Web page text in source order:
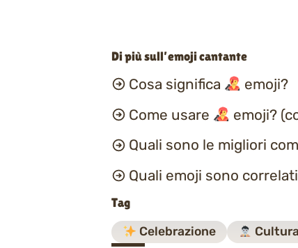
Di più sull’emoji cantante
Cosa significa
emoji?
Come usare
emoji?
Quali sono le migliori
Quali emoji sono
Tag
Celebrazione